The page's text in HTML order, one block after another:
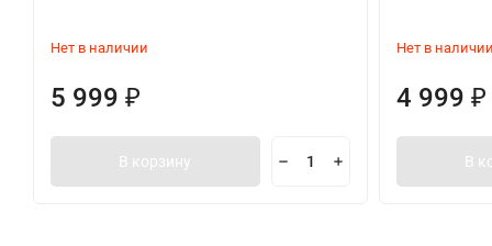
Нет в наличии
5 999 ₽
В корзину
Нет в
4 999 ₽
В